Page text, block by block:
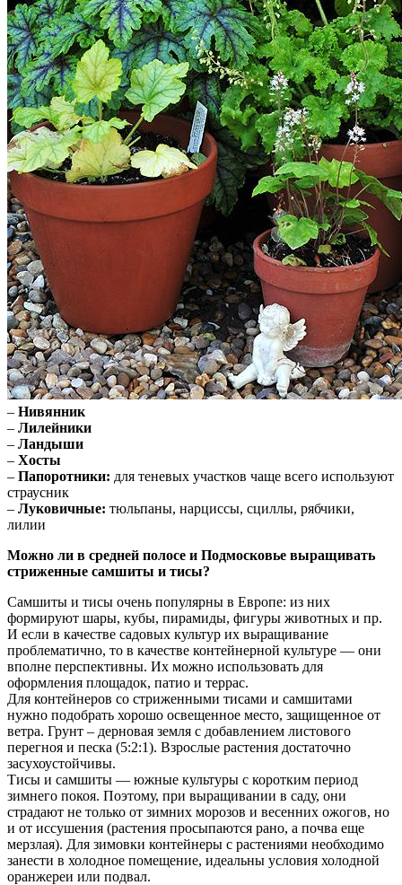
– Нивянник
– Лилейники
– Ландыши
– Хосты
– Папоротники: для теневых участков чаще всего используют
страусник
– Луковичные: тюльпаны, нарциссы, сциллы, рябчики,
лилии
Можно ли в средней полосе и Подмосковье выращивать
стриженные самшиты и тисы?
Самшиты и тисы очень популярны в Европе: из них
формируют шары, кубы, пирамиды, фигуры животных и пр.
И если в качестве садовых культур их выращивание
проблематично, то в качестве контейнерной культуре — они
вполне перспективны. Их можно использовать для
оформления площадок, патио и террас.
Для контейнеров со стриженными тисами и самшитами
нужно подобрать хорошо освещенное место, защищенное от
ветра. Грунт – дерновая земля с добавлением листового
перегноя и песка (5:2:1). Взрослые растения достаточно
засухоустойчивы.
Тисы и самшиты — южные культуры с коротким период
зимнего покоя. Поэтому, при выращивании в саду, они
страдают не только от зимних морозов и весенних ожогов, но
и от иссушения (растения просыпаются рано, а почва еще
мерзлая). Для зимовки контейнеры с растениями необходимо
занести в холодное помещение, идеальны условия холодной
оранжереи или подвал.